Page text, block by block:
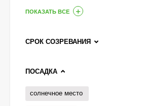
ПОКАЗАТЬ ВСЕ
СРОК СОЗРЕВАНИЯ
ПОСАДКА
солнечное место
800₽
590₽
520₽